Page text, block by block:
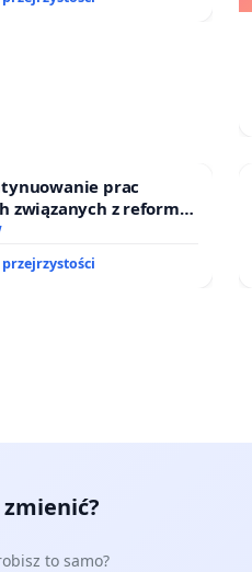
prac
związanych z reformą
to samo?